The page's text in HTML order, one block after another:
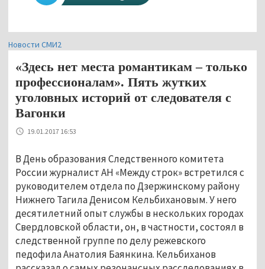
Новости СМИ2
«Здесь нет места романтикам – только
профессионалам». Пять жутких
уголовных историй от следователя с
Вагонки
19.01.2017 16:53
В День образования Следственного комитета
России журналист АН «Между строк» встретился с
руководителем отдела по Дзержинскому району
Нижнего Тагила Денисом Кельбихановым. У него
десятилетний опыт службы в нескольких городах
Свердловской области, он, в частности, состоял в
следственной группе по делу режевского
педофила Анатолия Баянкина. Кельбиханов